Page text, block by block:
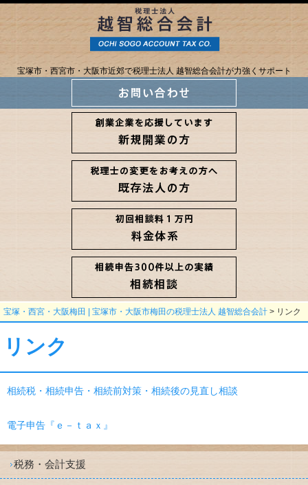
宝塚市・西宮市・大阪市近郊で税理士法人 越智総合会計が力強くサポート
宝塚・西宮・大阪梅田 | 宝塚市・大阪市梅田の税理士法人 越智総合会計 > リンク
リンク
相続税・相続申告・相続前対策・相続後の見直し相談
電子申告『ｅ－ｔａｘ』
税務・会計支援